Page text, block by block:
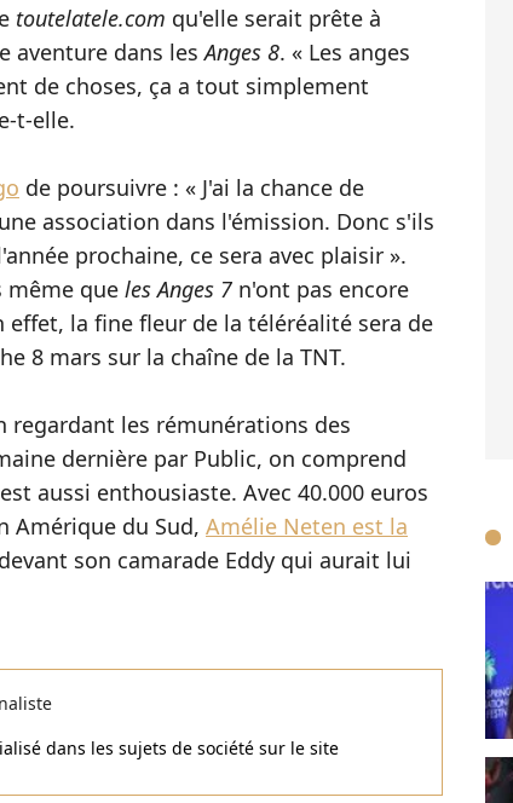
toutelatele.com qu'elle serait prête à
aventure dans lesAnges 8. « Les anges
de choses, ça a tout simplement
t-elle.
de poursuivre : « J'ai la chance de
association dans l'émission. Donc s'ils
prochaine, ce sera avec plaisir ».
même que les Anges 7 n'ont pas encore
effet, la fine fleur de la téléréalité sera de
8 mars sur la chaîne de la TNT.
regardant les rémunérations des
dernière par Public, on comprend
aussi enthousiaste. Avec 40.000 euros
Amérique du Sud, Amélie Neten est la
son camarade Eddy qui aurait lui
dans les sujets de société sur le site